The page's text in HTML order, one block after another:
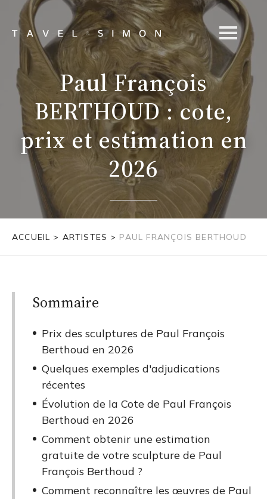
Paul François
BERTHOUD : cote,
prix et estimation en
2026
ACCUEIL > ARTISTES > PAUL FRANÇOIS BERTHOUD
Sommaire
Prix des sculptures de Paul François
Berthoud en 2026
Quelques exemples d'adjudications
récentes
Évolution de la Cote de Paul François
Berthoud en 2026
Comment obtenir une estimation
gratuite de votre sculpture de Paul
François Berthoud ?
Comment reconnaître les œuvres de Paul